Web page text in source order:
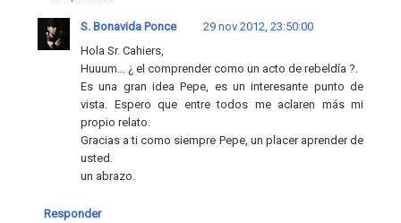
S. Bonavida Ponce
29 nov 2012, 23:50:00
Hola Sr. Cahiers,
Huuum... ¿ el comprender como un acto de rebeldía ?.
Es una gran idea Pepe, es un interesante punto de
vista. Espero que entre todos me aclaren más mi
propio relato.
Gracias a ti como siempre Pepe, un placer aprender de
usted.
un abrazo.
Responder